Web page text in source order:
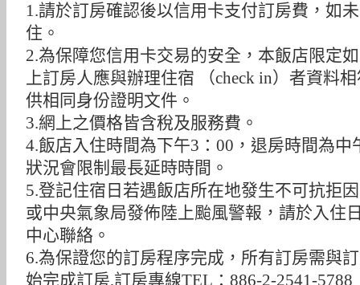
1.請於訂房確認後以信用卡支付訂房費，如
住。
2.為保障您信用卡交易的安全，本飯店限定
上訂房人應與辦理住宿 （check in）者資料
供相同身份證明文件。
3.網上之價格皆含稅及服務費。
4.飯店入住時間為下午3：00，退房時間為
狀況會限制最長延時時間。
5.登記住宿日若遇飯店所在地發生不可抗拒
或中央氣象局發佈陸上颱風警報，請於入住
中心聯絡。
6.為保證您的訂房程序完成，所有訂房需與
始完成訂房,訂房專線TEL：886-2-2541-5788